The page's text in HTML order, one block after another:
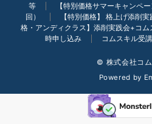
等
【特別価格サマーキャンペ
回）
【特別価格】 格上げ添削実
格・アンディクラス】添削実践会+コ
時申し込み
コムスキル受
© 株式会社コ
Powered by